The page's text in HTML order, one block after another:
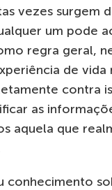
vezes surgem
um pode
regra geral,
de vida
contra
as
aquela que
conhecimento